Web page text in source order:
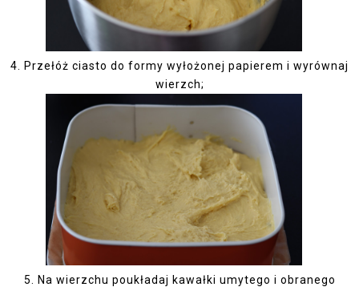
4. Przełóż ciasto do formy wyłożonej papierem i wyrównaj
wierzch;
5. Na wierzchu poukładaj kawałki umytego i obranego